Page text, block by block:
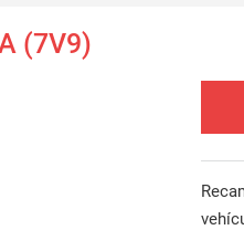
(7V9)